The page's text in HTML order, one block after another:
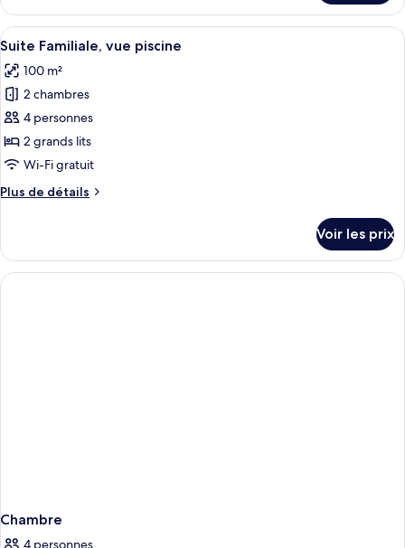
le
type
de
Chambre
Deluxe
Afficher
toutes
les
photos
pour
ce
type
chambre :
vue
piscine
Une chambre d’hôtel avec un
8
Suite Familiale, vue piscine
100 m²
2 chambres
4 personnes
2 grands lits
Wi-Fi gratuit
Plus de détails
Plus
le
type
de
Voir les prix
Chambre
4 personnes